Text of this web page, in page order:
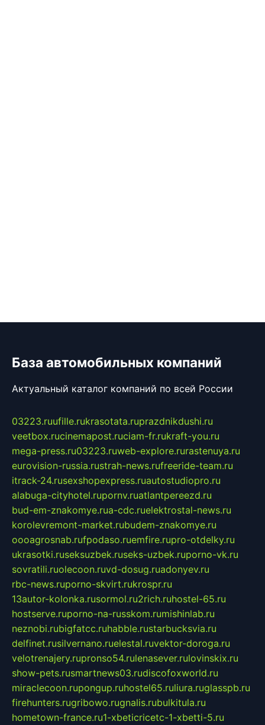
База автомобильных компаний
Актуальный каталог компаний по всей России
03223.ruufille.rukrasotata.ruprazdnikdushi.ru
veetbox.rucinemapost.ruciam-fr.rukraft-you.ru
mega-press.ru03223.ruweb-explore.rurastenuya.ru
eurovision-russia.rustrah-news.rufreeride-team.ru
itrack-24.rusexshopexpress.ruautostudiopro.ru
alabuga-cityhotel.rupornv.ruatlantpereezd.ru
bud-em-znakomye.rua-cdc.ruelektrostal-news.ru
korolevremont-market.rubudem-znakomye.ru
oooagrosnab.rufpodaso.ruemfire.rupro-otdelky.ru
ukrasotki.ruseksuzbek.ruseks-uzbek.ruporno-vk.ru
sovratili.ruolecoon.ruvd-dosug.ruadonyev.ru
rbc-news.ruporno-skvirt.rukrospr.ru
13autor-kolonka.rusormol.ru2rich.ruhostel-65.ru
hostserve.ruporno-na-russkom.rumishinlab.ru
neznobi.rubigfatcc.ruhabble.rustarbucksvia.ru
delfinet.rusilvernano.ruelestal.ruvektor-doroga.ru
velotrenajery.rupronso54.rulenasever.rulovinskix.ru
show-pets.rusmartnews03.rudiscofoxworld.ru
miraclecoon.rupongup.ruhostel65.ruliura.ruglasspb.ru
firehunters.rugribowo.rugnalis.rubulkitula.ru
hometown-france.ru1-xbeticricetc-1-xbetti-5.ru